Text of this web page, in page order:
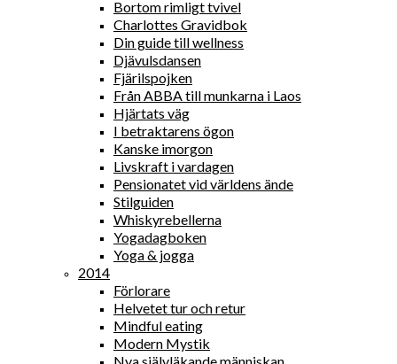
Bortom rimligt tvivel
Charlottes Gravidbok
Din guide till wellness
Djävulsdansen
Fjärilspojken
Från ABBA till munkarna i Laos
Hjärtats väg
I betraktarens ögon
Kanske imorgon
Livskraft i vardagen
Pensionatet vid världens ände
Stilguiden
Whiskyrebellerna
Yogadagboken
Yoga & jogga
2014
Förlorare
Helvetet tur och retur
Mindful eating
Modern Mystik